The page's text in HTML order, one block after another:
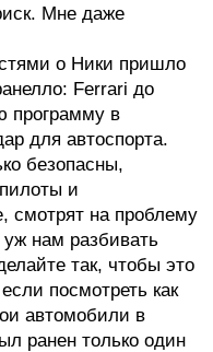
Мне даже
о Ники пришло
Ferrari до
программу в
для автоспорта.
безопасны,
и
смотрят на проблему
уж нам разбивать
так, чтобы это
посмотреть как
автомобили в
ранен только один